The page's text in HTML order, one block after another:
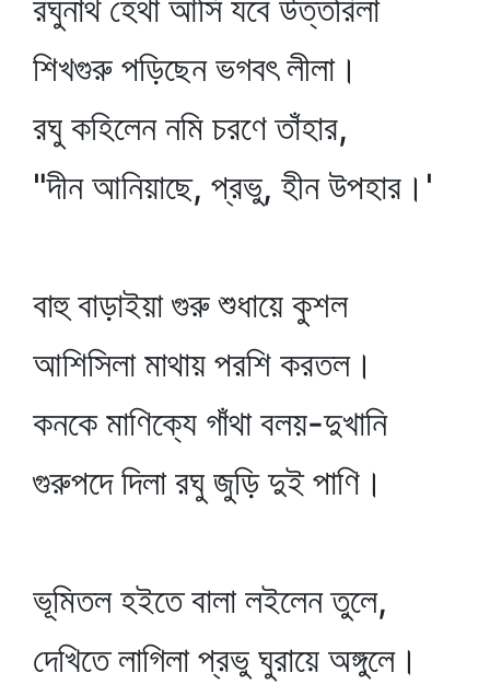
রঘুনাথ হেথা আসি যবে উত্তরিলা
শিখগুরু পড়িছেন ভগবৎ লীলা।
রঘু কহিলেন নমি চরণে তাঁহার,
"দীন আনিয়াছে, প্রভু, হীন উপহার।'
বাহু বাড়াইয়া গুরু শুধায়ে কুশল
আশিসিলা মাথায় পরশি করতল।
কনকে মাণিক্যে গাঁথা বলয়-দুখানি
গুরুপদে দিলা রঘু জুড়ি দুই পাণি।
ভূমিতল হইতে বালা লইলেন তুলে,
দেখিতে লাগিলা প্রভু ঘুরায়ে অঙ্গুলে।